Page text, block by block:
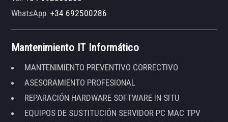
WhatsApp:+34 692500286
Mantenimiento IT Informático
MANTENIMIENTO PREVENTIVO CORRECTIVO
ASESORAMIENTO PROFESIONAL
REPARACIÓN HARDWARE SOFTWARE IN SITU
EQUIPOS DE SUSTITUCIÓN SERVIDOR PC MAC TPV